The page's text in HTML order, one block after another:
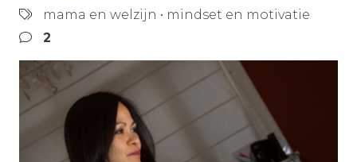
mama en welzijn • mindset en motivatie
2